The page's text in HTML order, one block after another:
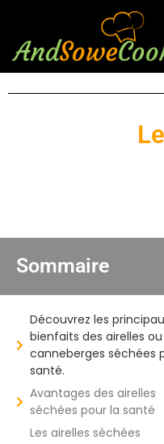
Sommaire
Découvrez les
bienfaits des airelles ou
canneberges séchées
santé.
Avantages des airelles
séchées pour la santé
Les airelles séchées